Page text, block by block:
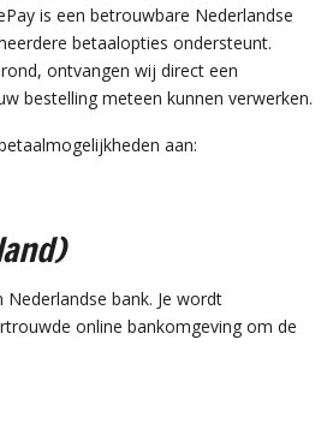
is een betrouwbare Nederlandse
betaalopties ondersteunt.
ontvangen wij direct een
bestelling meteen kunnen verwerken.
aan:
bank. Je wordt
online bankomgeving om de